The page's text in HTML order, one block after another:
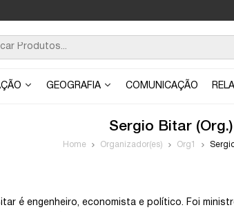
GEOGRAFIA COMUNICAÇÃO
Sergio Bitar (Org.)
Home Organizador(es) Org1
é engenheiro, economista e político. Foi